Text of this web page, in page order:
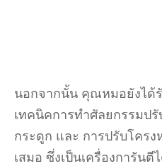
นอกจากนั้น คุณหมอยังได้
เทคนิคการทำศัลยกรรมป
กระดูก และ การปรับโคร
เสมอ ซึ่งเป็นเครื่องการัน